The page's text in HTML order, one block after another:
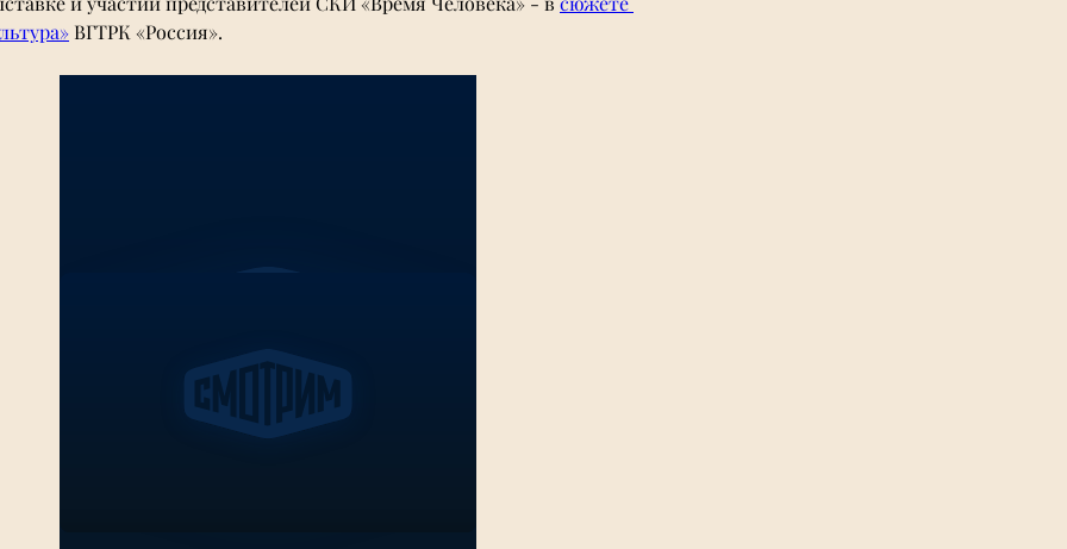
»ВГТРК «Россия».